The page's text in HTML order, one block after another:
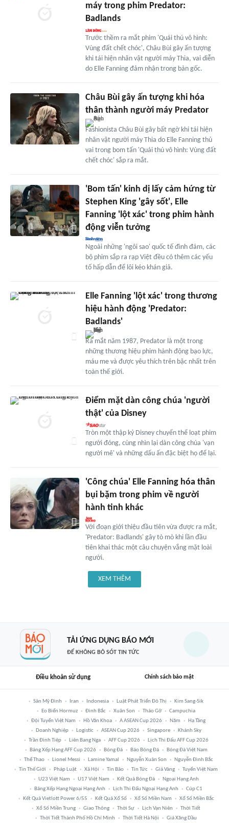
máy trong phim Predator:
Badlands
Trước thềm ra mắt phim 'Quái thú vô hình:
Vùng đất chết chóc', Châu Bùi gây ấn tượng
khi tái hiện nhân vật người máy Thia, vai diễn
do Elle Fanning đảm nhận trong bản gốc.
Châu Bùi gây ấn tượng khi hóa
thân thành người máy Predator
Fashionista Châu Bùi gây bất ngờ khi tái hiện
nhân vật người máy Thia do Elle Fanning thủ
vai trong bom tấn 'Quái thú vô hình: Vùng đất
chết chóc' sắp ra mắt.
'Bom tấn' kinh dị lấy cảm hứng từ
Stephen King 'gây sốt', Elle
Fanning 'lột xác' trong phim hành
động viễn tưởng
Ngoài những 'ngôi sao' quốc tế đình đám, các
bộ phim sắp ra rạp Việt đều có thêm các yếu
tố hấp dẫn để lôi kéo khán giả.
Elle Fanning 'lột xác' trong thương
hiệu hành động 'Predator:
Badlands'
Ra mắt năm 1987, Predator là một trong
những thương hiệu phim hành động bạo lực,
máu me và được yêu thích trên bậc nhất trên
toàn thế giới.
Điểm mặt dàn công chúa 'người
thật' của Disney
Tròn một thập kỷ Disney chuyển thể loạt phim
người đóng, cùng nhìn lại dàn công chúa 'vạn
người mê' và những dấu ấn đặc biệt họ để lại.
'Công chúa' Elle Fanning hóa thân
bụi bặm trong phim về người
hành tinh khác
Với đoạn giới thiệu đầu tiên vừa được ra mắt,
'Predator: Badlands' gây tò mò khi lần đầu
tiên khai thác một câu chuyện vắng mặt loài
người.
XEM THÊM
TẢI ỨNG DỤNG BÁO MỚI
ĐỂ KHÔNG BỎ SÓT TIN TỨC
Điều khoản sử dụng Chính sách bảo mật
Sân Mỹ Đình Iran Indonesia Luật Phát Triển Đô Thị
Kim Sang-Sik
Eo Biển Hormuz
Đình Bắc Xuân Son Tháo Gỡ
Campuchia
Đội Tuyển Việt Nam
Hồ Văn Khoa A ASEAN Cup 2026 Năm
Hạ Tầng
Doanh Nghiệp
Logistic ASEAN Cup 2026 Singapore
Khánh Sky
Trần Đình Tiệp
Liên Bang Nga AFF Cup 2026
Lịch Thi Đấu AFF Cup 2026
Bảng Xếp Hạng AFF Cup 2026
Bóng Đá Báo Bóng Đá
Bóng Đá Việt Nam
Thể Thao
Lionel Messi Lamine Yamal Nguyễn Xuân Son
Nguyễn Đình Bắc
Tin Thế Giới
Pháp Luật Xã Hội Tin Bão Tin Tức Giá Vàng
Tuyển Việt Nam
U23 Việt Nam
U17 Việt Nam Kết Quả Bóng Đá
Ngoại Hạng Anh
Bảng Xếp Hạng Ngoại Hạng Anh
Lịch Thi Đấu Ngoại Hạng Anh
Cúp C1
Kết Quả Vietlott Power 6/55
Kết Quả Xổ Số Xổ Số Miền Nam
Xổ Số Miền Bắc
Xổ Số Miền Trung
Giao Thông Thời Sự Lịch Vạn Niên
Thời Tiết
Thời Tiết Thành Phố Hồ Chí Minh
Thời Tiết Hà Nội Giá Xăng Dầu